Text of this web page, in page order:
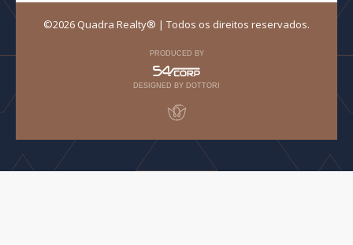
©2026 Quadra Realty® | Todos os direitos reservados.
PRODUCED BY
DESIGNED BY DOTTORI